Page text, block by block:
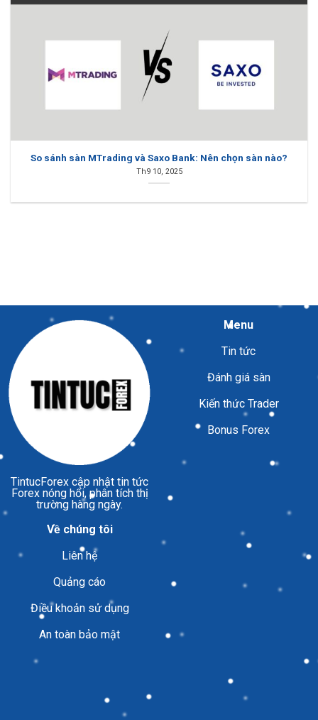
So sánh sàn MTrading và Saxo Bank: Nên chọn sàn nào?
Th9 10, 2025
TintucForex cập nhật tin tức
Forex nóng hổi, phân tích thị
trường hàng ngày.
Menu
Tin tức
Đánh giá sàn
Kiến thức Trader
Bonus Forex
Về chúng tôi
Liên hệ
Quảng cáo
Điều khoản sử dụng
An toàn bảo mật